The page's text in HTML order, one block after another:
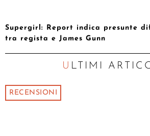
Supergirl: Report indica presunte
tra regista e James Gunn
ULTIMI
RECENSIONI